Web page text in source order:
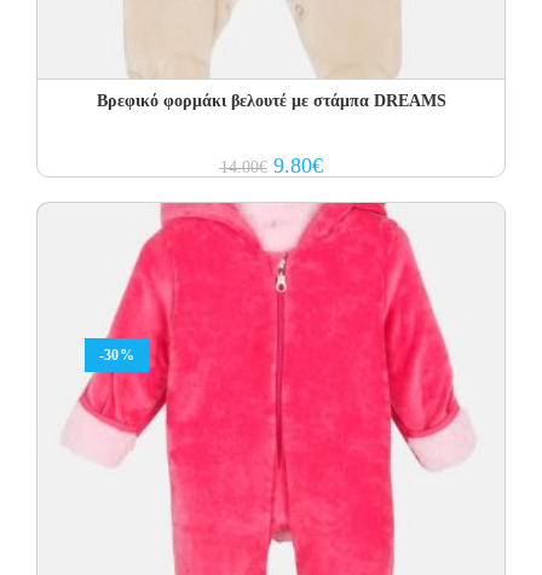
Βρεφικό φορμάκι βελουτέ με στάμπα DREAMS
14.00€ Original
price
14.00€.
9.80€Current
price
9.80€.
-30%